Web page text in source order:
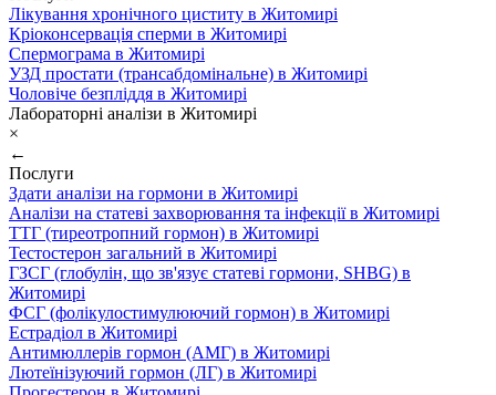
Лікування хронічного циститу в Житомирі
Кріоконсервація сперми в Житомирі
Спермограма в Житомирі
УЗД простати (трансабдомінальне) в Житомирі
Чоловіче безпліддя в Житомирі
Лабораторні аналізи в Житомирі
×
←
Послуги
Здати аналізи на гормони в Житомирі
Аналізи на статеві захворювання та інфекції в Житомирі
ТТГ (тиреотропний гормон) в Житомирі
Тестостерон загальний в Житомирі
ГЗСГ (глобулін, що зв'язує статеві гормони, SHBG) в
Житомирі
ФСГ (фолікулостимулюючий гормон) в Житомирі
Естрадіол в Житомирі
Антимюллерів гормон (АМГ) в Житомирі
Лютеїнізуючий гормон (ЛГ) в Житомирі